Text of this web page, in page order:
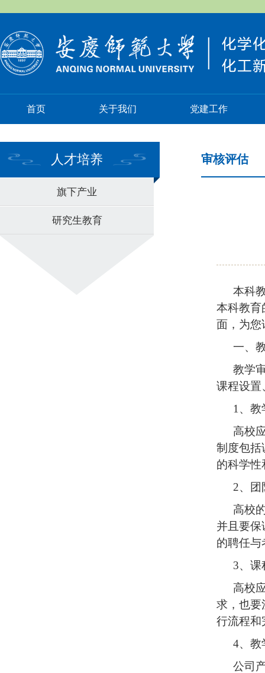
首页 关于我们 党建工作
人才培养
旗下产业
研究生教育
审核评估
本科
本科教育
面，为您
一、
教学
课程设置
1 、教
高校
制度包括
的科学性
2、团
高校
并且要保
的聘任与
3、课
高校
求，也要
行流程和
4、教
公司